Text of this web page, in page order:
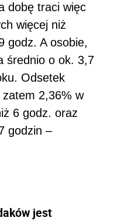
dobę traci więc
więcej niż
godz. A osobie,
średnio o ok. 3,7
Odsetek
2,36% w
6 godz. oraz
godzin –
jest